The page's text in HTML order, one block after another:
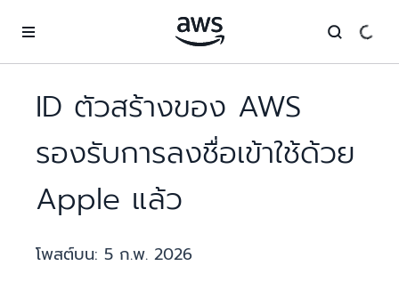
ID ตัวสร้างของ AWS
รองรับการลงชื่อเข้าใช้ด้วย
Apple แล้ว
โพสต์บน: 5 ก.พ. 2026